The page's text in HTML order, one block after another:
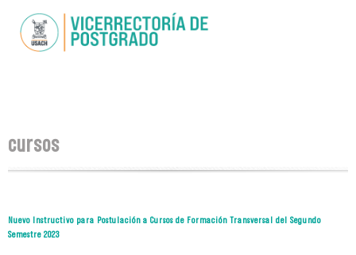
main
You are here
cursos
Nuevo Instructivo para Postulación a Cursos de Formación Transversal del Segundo
Semestre 2023